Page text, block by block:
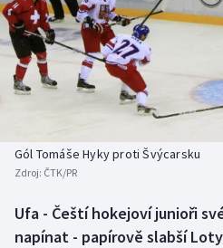
Americký fotbal
Baseball a softbal
Basketbal
Biatlon
Box
NEPŘEHLÉDNĚTE
Soutěže
Historické návraty
Aplikace ČT sport
Gól Tomáše Hyky proti Švýcarsku
Zdroj: ČTK/PR
Ufa - Čeští hokejoví junioři
napínat - papírově slabší